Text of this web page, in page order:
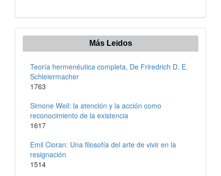
Más Leidos
Teoría hermenéutica completa, De Friredrich D. E.
Schleiermacher
1763
Simone Weil: la atención y la acción como
reconocimiento de la existencia
1617
Emil Cioran: Una filosofía del arte de vivir en la
resignación
1514